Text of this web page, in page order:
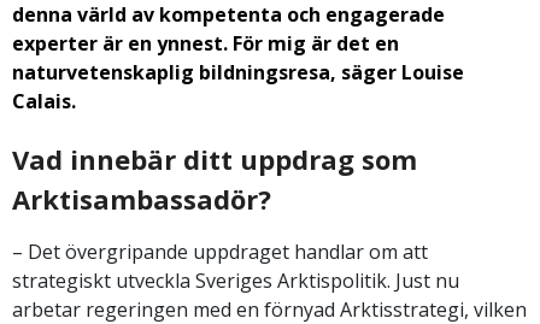
denna värld av kompetenta och engagerade
experter är en ynnest. För mig är det en
naturvetenskaplig bildningsresa, säger Louise
Calais.
Vad innebär ditt uppdrag som
Arktisambassadör?
– Det övergripande uppdraget handlar om att
strategiskt utveckla Sveriges Arktispolitik. Just nu
arbetar regeringen med en förnyad Arktisstrategi, vilken